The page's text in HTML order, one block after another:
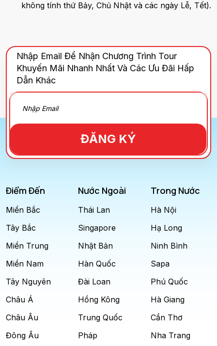
không tính thứ Bảy, Chủ Nhật và các ngày Lễ, Tết).
Nhập Email Để Nhận Chương Trình Tour
Khuyến Mãi Nhanh Nhất Và Các Ưu Đãi Hấp
Dẫn Khác
ĐĂNG KÝ
Điểm Đến
Miền Bắc
Tây Bắc
Miền Trung
Miền Nam
Tây Nguyên
Châu Á
Châu Âu
Đông Âu
Nước Ngoài
Thái Lan
Singapore
Nhật Bản
Hàn Quốc
Đài Loan
Hồng Kông
Trung Quốc
Pháp
Trong Nước
Hà Nội
Hạ Long
Ninh Bình
Sapa
Phú Quốc
Hà Giang
Cần Thơ
Nha Trang